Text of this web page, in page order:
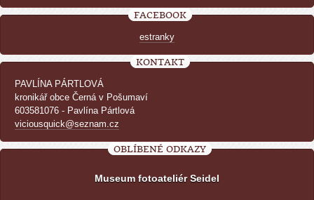
FACEBOOK
estranky
KONTAKT
PAVLÍNA PÁRTLOVÁ
kronikář obce Černá v Pošumaví
603581076 - Pavlína Pártlová
viciousquick@seznam.cz
OBLÍBENÉ ODKAZY
Museum fotoateliér Seidel